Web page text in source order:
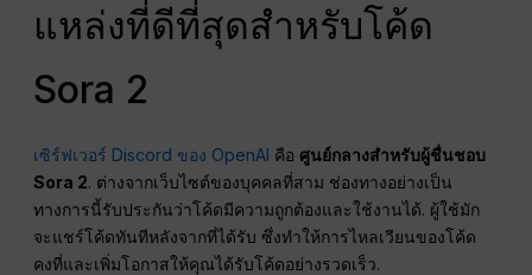
แหล่งที่ดีที่สุดสำหรับโค้ด
Sora 2
เซิร์ฟเวอร์ Discord ของ OpenAI คือ ศูนย์กลางสำหรับผู้ชื่นชอบ
Sora 2. ต่างจากเว็บไซต์ของบุคคลที่สาม ช่องทางอย่างเป็น
ทางการนี้รับประกันว่าโค้ดมีความถูกต้องและใช้งานได้. ผู้ใช้มัก
จะแชร์โค้ดทันทีหลังจากที่ได้รับ ซึ่งทำให้การไหลเวียนของโค้ด
คงที่และเพิ่มโอกาสให้คุณได้รับโค้ดอย่างรวดเร็ว.